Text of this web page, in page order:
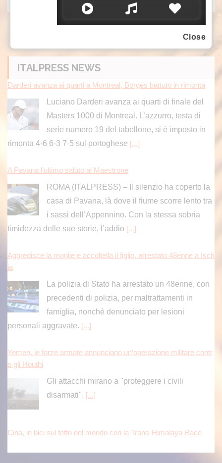
ITALPRESS NEWS
Darderi avanza ai quarti a Montreal, Borges battuto in rimonta
Luciano Darderi avanza ai quarti di finale del
Masters 1000 di Montreal. L’azzurro, testa di
serie numero 19 del tabellone, si è imposto in
rimonta 4-6 6-3 7-5 sul portoghese [...]
A Pavana l’ultimo saluto al Maestrone
ROMA (ITALPRESS) – Il silenzio ha coperto la
casa di Pavana, là dove il fiume scorre lento tra
i sassi dell’Appennino. Con la stessa sobria
timidezza delle sue storie, l’addio [...]
Aggredisce la moglie e accoltella il figlio, arrestato 48enne a Isch
ia
La polizia di Stato ha arrestato un 48enne, con
precedenti di polizia, per maltrattamenti in
famiglia, nonché denunciato per lesioni
personali aggravate. [...]
Yemen, le forze armate annunciano un’operazione militare contr
o gli Houthi
Gli attacchi mirano a "proteggere i civili
disarmati". [...]
Cina, in bici sul tetto del mondo con la Trans-Himalaya Race
Close